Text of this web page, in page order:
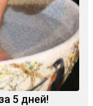
5 дней!